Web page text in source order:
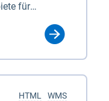
für
WMS
HTML